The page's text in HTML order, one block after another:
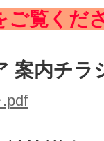
ご覧くだ
案内チラ